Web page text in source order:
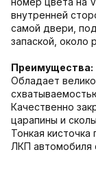
внутренней
самой двери,
запаской, около
Преимущества:
Обладает
Качественно
царапины и
Тонкая
ЛКП автомобиля